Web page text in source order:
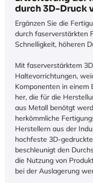
durch 3D-Druck
Ergänzen Sie die
durch faserverstärkten
Schnelligkeit, höheren
Mit faserverstärktem
Haltevorrichtungen,
Komponenten in einem
her, die für die
aus Metall benötgt
herkömmliche
Herstellern aus der
hochfeste 3D-
beschleunigt den
die Nutzung von
bei der Auslagerung